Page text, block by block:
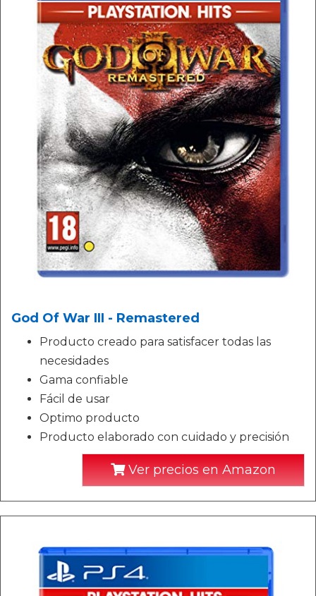
God Of War III - Remastered
Producto creado para satisfacer todas las
necesidades
Gama confiable
Fácil de usar
Optimo producto
Producto elaborado con cuidado y precisión
Ver precios en Amazon